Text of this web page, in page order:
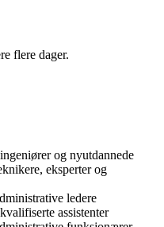
flere dager.
og nyutdannede
eksperter og
ledere
assistenter